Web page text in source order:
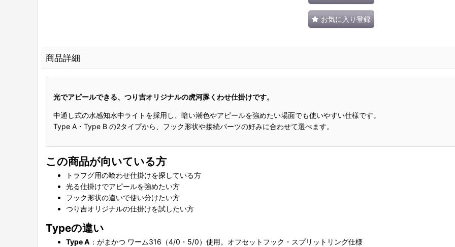
お気に入り登録
商品詳細
光でアピールできる、つり吉オリジナルの虎河豚くわせ仕掛けです。
中通し式の水感知水中ライトを採用し、暗い潮色やアピールを強めたい場面でも使いやすい仕様です。
Type A・Type B の2タイプから、フック形状や接続パーツの好みに合わせて選べます。
この商品が向いている方
トラフグ用の喰わせ仕掛けを探している方
光る仕掛けでアピールを強めたい方
フック形状の違いで使い分けたい方
つり吉オリジナルの仕掛けを試したい方
Typeの違い
Type A ：がまかつ ワーム316（4/0・5/0）使用。オフセットフック・スプリットリング仕様